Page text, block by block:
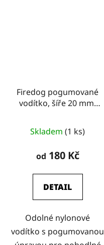
Firedog pogumované
vodítko, šíře 20 mm,
Skladem (1 ks)
od 180 Kč
DETAIL
Odolné nylonové
vodítko s pogumovanou